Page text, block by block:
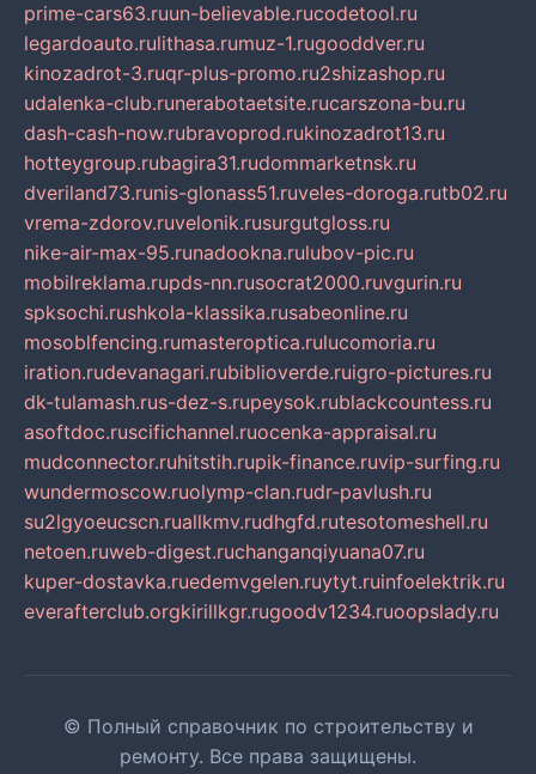
prime-cars63.ruun-believable.rucodetool.ru
legardoauto.rulithasa.rumuz-1.rugooddver.ru
kinozadrot-3.ruqr-plus-promo.ru2shizashop.ru
udalenka-club.runerabotaetsite.rucarszona-bu.ru
dash-cash-now.rubravoprod.rukinozadrot13.ru
hotteygroup.rubagira31.rudommarketnsk.ru
dveriland73.runis-glonass51.ruveles-doroga.rutb02.ru
vrema-zdorov.ruvelonik.rusurgutgloss.ru
nike-air-max-95.runadookna.rulubov-pic.ru
mobilreklama.rupds-nn.rusocrat2000.ruvgurin.ru
spksochi.rushkola-klassika.rusabeonline.ru
mosoblfencing.rumasteroptica.rulucomoria.ru
iration.rudevanagari.rubiblioverde.ruigro-pictures.ru
dk-tulamash.rus-dez-s.rupeysok.rublackcountess.ru
asoftdoc.ruscifichannel.ruocenka-appraisal.ru
mudconnector.ruhitstih.rupik-finance.ruvip-surfing.ru
wundermoscow.ruolymp-clan.rudr-pavlush.ru
su2lgyoeucscn.ruallkmv.rudhgfd.rutesotomeshell.ru
netoen.ruweb-digest.ruchanganqiyuana07.ru
kuper-dostavka.ruedemvgelen.ruytyt.ruinfoelektrik.ru
everafterclub.orgkirillkgr.rugoodv1234.ruoopslady.ru
© Полный справочник по строительству и
ремонту. Все права защищены.